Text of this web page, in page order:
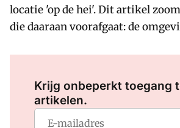
locatie 'op de hei'. Dit artikel
die daaraan voorafgaat: de
Krijg onbeperkt toegang
artikelen.